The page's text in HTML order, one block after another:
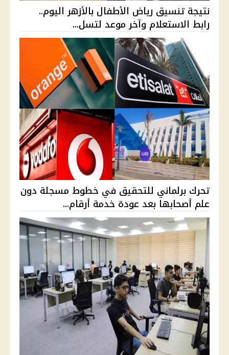
نتيجة تنسيق رياض الأطفال بالأزهر اليوم..
رابط الاستعلام وآخر موعد لتسل...
تحرك برلماني للتحقيق في خطوط مسجلة دون
علم أصحابها بعد عودة خدمة أرقام...